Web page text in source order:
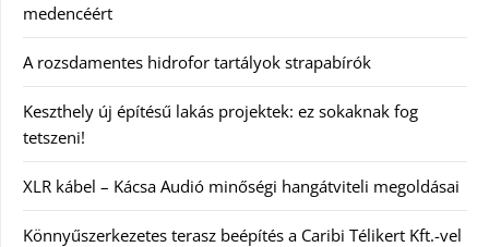
medencéért
A rozsdamentes hidrofor tartályok strapabírók
Keszthely új építésű lakás projektek: ez sokaknak fog
tetszeni!
XLR kábel – Kácsa Audió minőségi hangátviteli megoldásai
Könnyűszerkezetes terasz beépítés a Caribi Télikert Kft.-vel